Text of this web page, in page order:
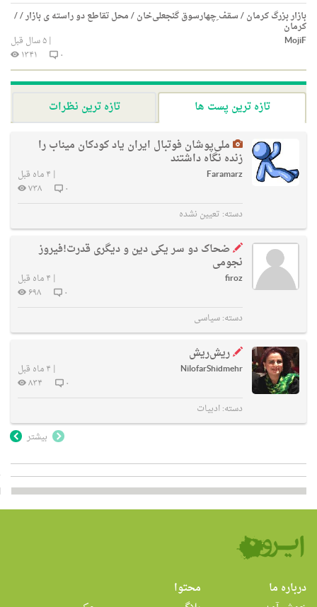
بازار بزرگ کرمان / سقف ِچهارسوق گنجعلی‌خان / محل تقاطع دو راسته ی بازار / /
کرمان
MojiF
|۵ سال قبل
۰
۱۳۴۱
تازه ترین پست ها
تازه ترین نظرات
ملی‌پوشان فوتبال ایران یاد کودکان میناب را
زنده نگاه داشتند
Faramarz
| ۴ ماه قبل
۰
۷۳۸
دسته: تعیین نشده
ضحاک دو سر یکی دین و دیگری قدرت!فیروز
نجومی
firoz
| ۴ ماه قبل
۰
۶۹۸
دسته:سیاسی
ریش‌ریش
NilofarShidmehr
| ۴ ماه قبل
۰
۸۳۴
دسته:ادبیات
بیشتر
درباره ما
محتوا